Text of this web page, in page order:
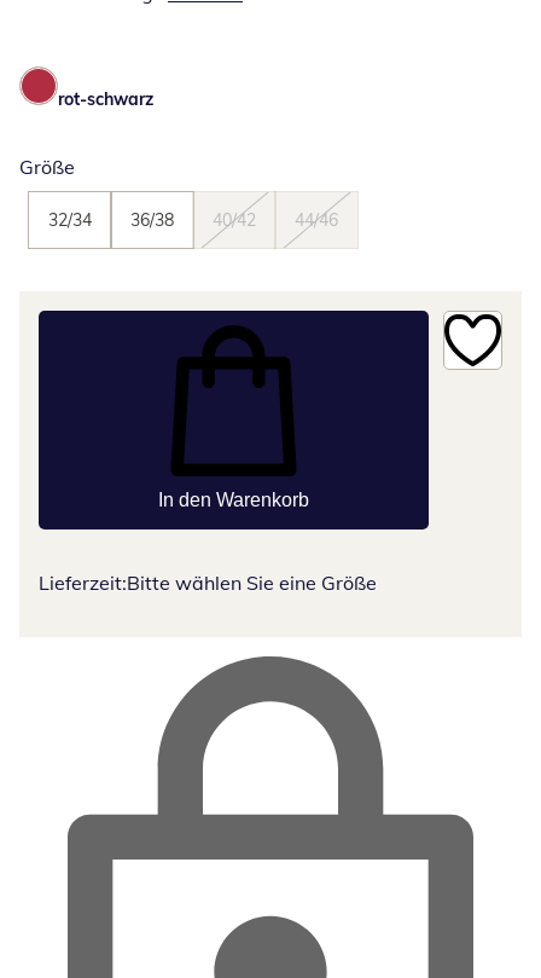
rot-schwarz
Größe
32/34 36/38 40/42 44/46
In den Warenkorb
Lieferzeit:Bitte wählen Sie eine Größe